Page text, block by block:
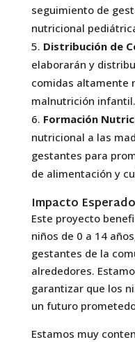
seguimiento de
nutricional
Distribución de
elaborarán y
comidas altamente
malnutrición infantil.
Formación
nutricional a las
gestantes para
de alimentación y
Impacto Esperado
Este proyecto
niños de 0 a 14
gestantes de la
alrededores.
garantizar que los
un futuro
Estamos muy